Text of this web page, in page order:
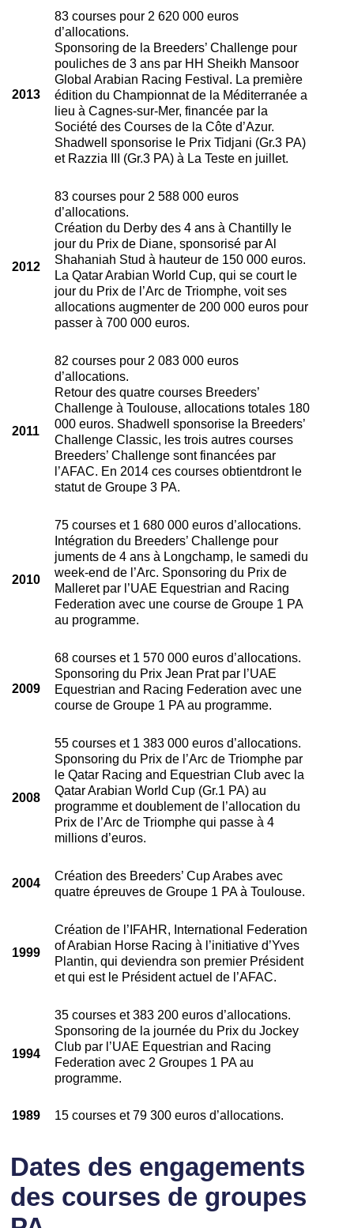
2013
83 courses pour 2 620 000 euros
d’allocations.
Sponsoring de la Breeders’ Challenge pour
pouliches de 3 ans par HH Sheikh Mansoor
Global Arabian Racing Festival. La première
édition du Championnat de la Méditerranée a
lieu à Cagnes-sur-Mer, financée par la
Société des Courses de la Côte d’Azur.
Shadwell sponsorise le Prix Tidjani (Gr.3 PA)
et Razzia III (Gr.3 PA) à La Teste en juillet.
2012
83 courses pour 2 588 000 euros
d’allocations.
Création du Derby des 4 ans à Chantilly le
jour du Prix de Diane, sponsorisé par Al
Shahaniah Stud à hauteur de 150 000 euros.
La Qatar Arabian World Cup, qui se court le
jour du Prix de l’Arc de Triomphe, voit ses
allocations augmenter de 200 000 euros pour
passer à 700 000 euros.
2011
82 courses pour 2 083 000 euros
d’allocations.
Retour des quatre courses Breeders’
Challenge à Toulouse, allocations totales 180
000 euros. Shadwell sponsorise la Breeders’
Challenge Classic, les trois autres courses
Breeders’ Challenge sont financées par
l’AFAC. En 2014 ces courses obtientdront le
statut de Groupe 3 PA.
2010
75 courses et 1 680 000 euros d’allocations.
Intégration du Breeders’ Challenge pour
juments de 4 ans à Longchamp, le samedi du
week-end de l’Arc. Sponsoring du Prix de
Malleret par l’UAE Equestrian and Racing
Federation avec une course de Groupe 1 PA
au programme.
2009
68 courses et 1 570 000 euros d’allocations.
Sponsoring du Prix Jean Prat par l’UAE
Equestrian and Racing Federation avec une
course de Groupe 1 PA au programme.
2008
55 courses et 1 383 000 euros d’allocations.
Sponsoring du Prix de l’Arc de Triomphe par
le Qatar Racing and Equestrian Club avec la
Qatar Arabian World Cup (Gr.1 PA) au
programme et doublement de l’allocation du
Prix de l’Arc de Triomphe qui passe à 4
millions d’euros.
2004
Création des Breeders’ Cup Arabes avec
quatre épreuves de Groupe 1 PA à Toulouse.
1999
Création de l’IFAHR, International Federation
of Arabian Horse Racing à l’initiative d’Yves
Plantin, qui deviendra son premier Président
et qui est le Président actuel de l’AFAC.
1994
35 courses et 383 200 euros d’allocations.
Sponsoring de la journée du Prix du Jockey
Club par l’UAE Equestrian and Racing
Federation avec 2 Groupes 1 PA au
programme.
1989 15 courses et 79 300 euros d’allocations.
Dates des engagements
des courses de groupes